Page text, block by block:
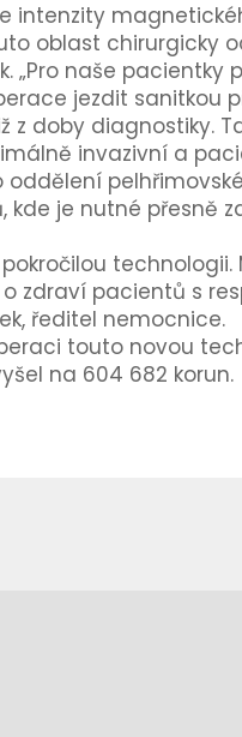
intenzity
oblast chirurgicky
„Pro naše pacientky
jezdit sanitkou
z doby diagnostiky.
invazivní a
oddělení
je nutné přesně
technologii.
zdraví pacientů s
ředitel nemocnice.
touto novou
na 604 682 korun.